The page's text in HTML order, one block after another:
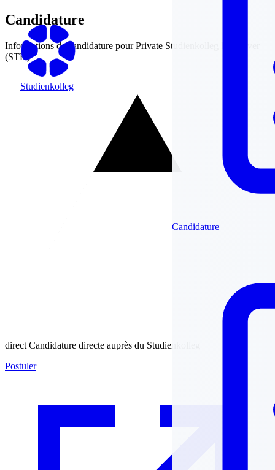
Studienkolleg
Candidature
Candidature
Informations de candidature pourPrivate Studienkolleg Hannover
(STH)
direct Candidature directe auprès du Studienkolleg
Postuler